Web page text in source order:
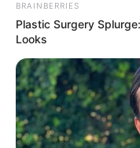
BRAINBERRIES
Plastic Surgery
Looks